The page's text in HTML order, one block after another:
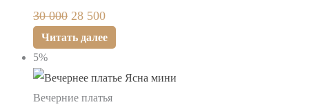
30 000 28 500
Читать далее
5%
Вечерние платья